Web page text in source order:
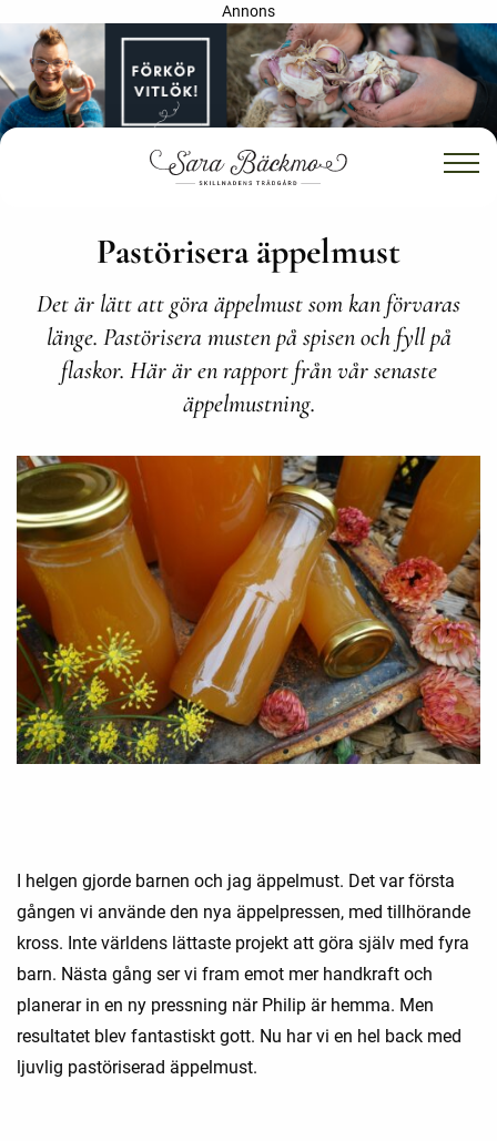
Annons
Pastörisera äppelmust
Det är lätt att göra äppelmust som kan förvaras
länge. Pastörisera musten på spisen och fyll på
flaskor. Här är en rapport från vår senaste
äppelmustning.
I helgen gjorde barnen och jag äppelmust. Det var första
gången vi använde den nya äppelpressen, med tillhörande
kross. Inte världens lättaste projekt att göra själv med fyra
barn. Nästa gång ser vi fram emot mer handkraft och
planerar in en ny pressning när Philip är hemma. Men
resultatet blev fantastiskt gott. Nu har vi en hel back med
ljuvlig pastöriserad äppelmust.